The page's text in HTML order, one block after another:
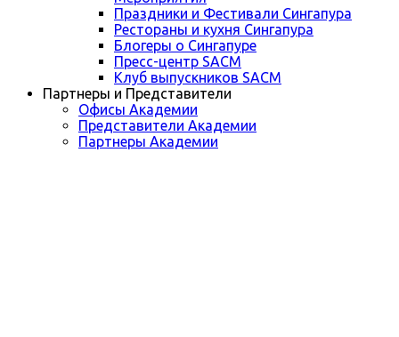
Праздники и Фестивали Сингапура
Рестораны и кухня Сингапура
Блогеры о Сингапуре
Пресс-центр SACM
Клуб выпускников SACM
Партнеры и Представители
Офисы Академии
Представители Академии
Партнеры Академии